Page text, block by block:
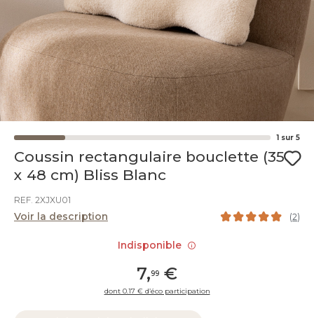
1 sur 5
Coussin rectangulaire bouclette (35
x 48 cm) Bliss Blanc
REF. 2XJXU01
Voir la description (2)
7,99 €
dont 0.17 € d’éco participation